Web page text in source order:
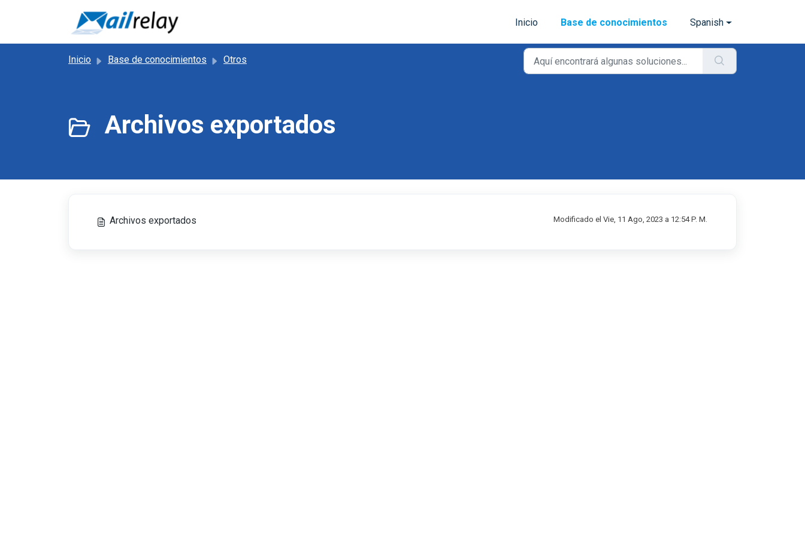
Inicio
Base de conocimientos Spanish
Inicio Base de conocimientos Otros
Archivos exportados
Archivos exportados Modificado el Vie, 11 Ago, 2023 a 12:54 P. M.